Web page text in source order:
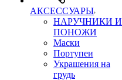
АКСЕССУАРЫ
НАРУЧНИКИ И
ПОНОЖИ
Маски
Портупеи
Украшения на
грудь